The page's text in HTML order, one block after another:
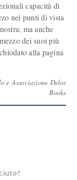
capacità di
nei punti di vista
ma anche
dei suoi più
alla pagina
Associazione Delos
Books